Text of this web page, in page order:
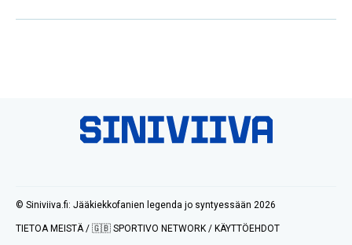
© Siniviiva.fi: Jääkiekkofanien legenda jo syntyessään 2026
TIETOA MEISTÄ/ 🇬🇧 SPORTIVO NETWORK / KÄYTTÖEHDOT